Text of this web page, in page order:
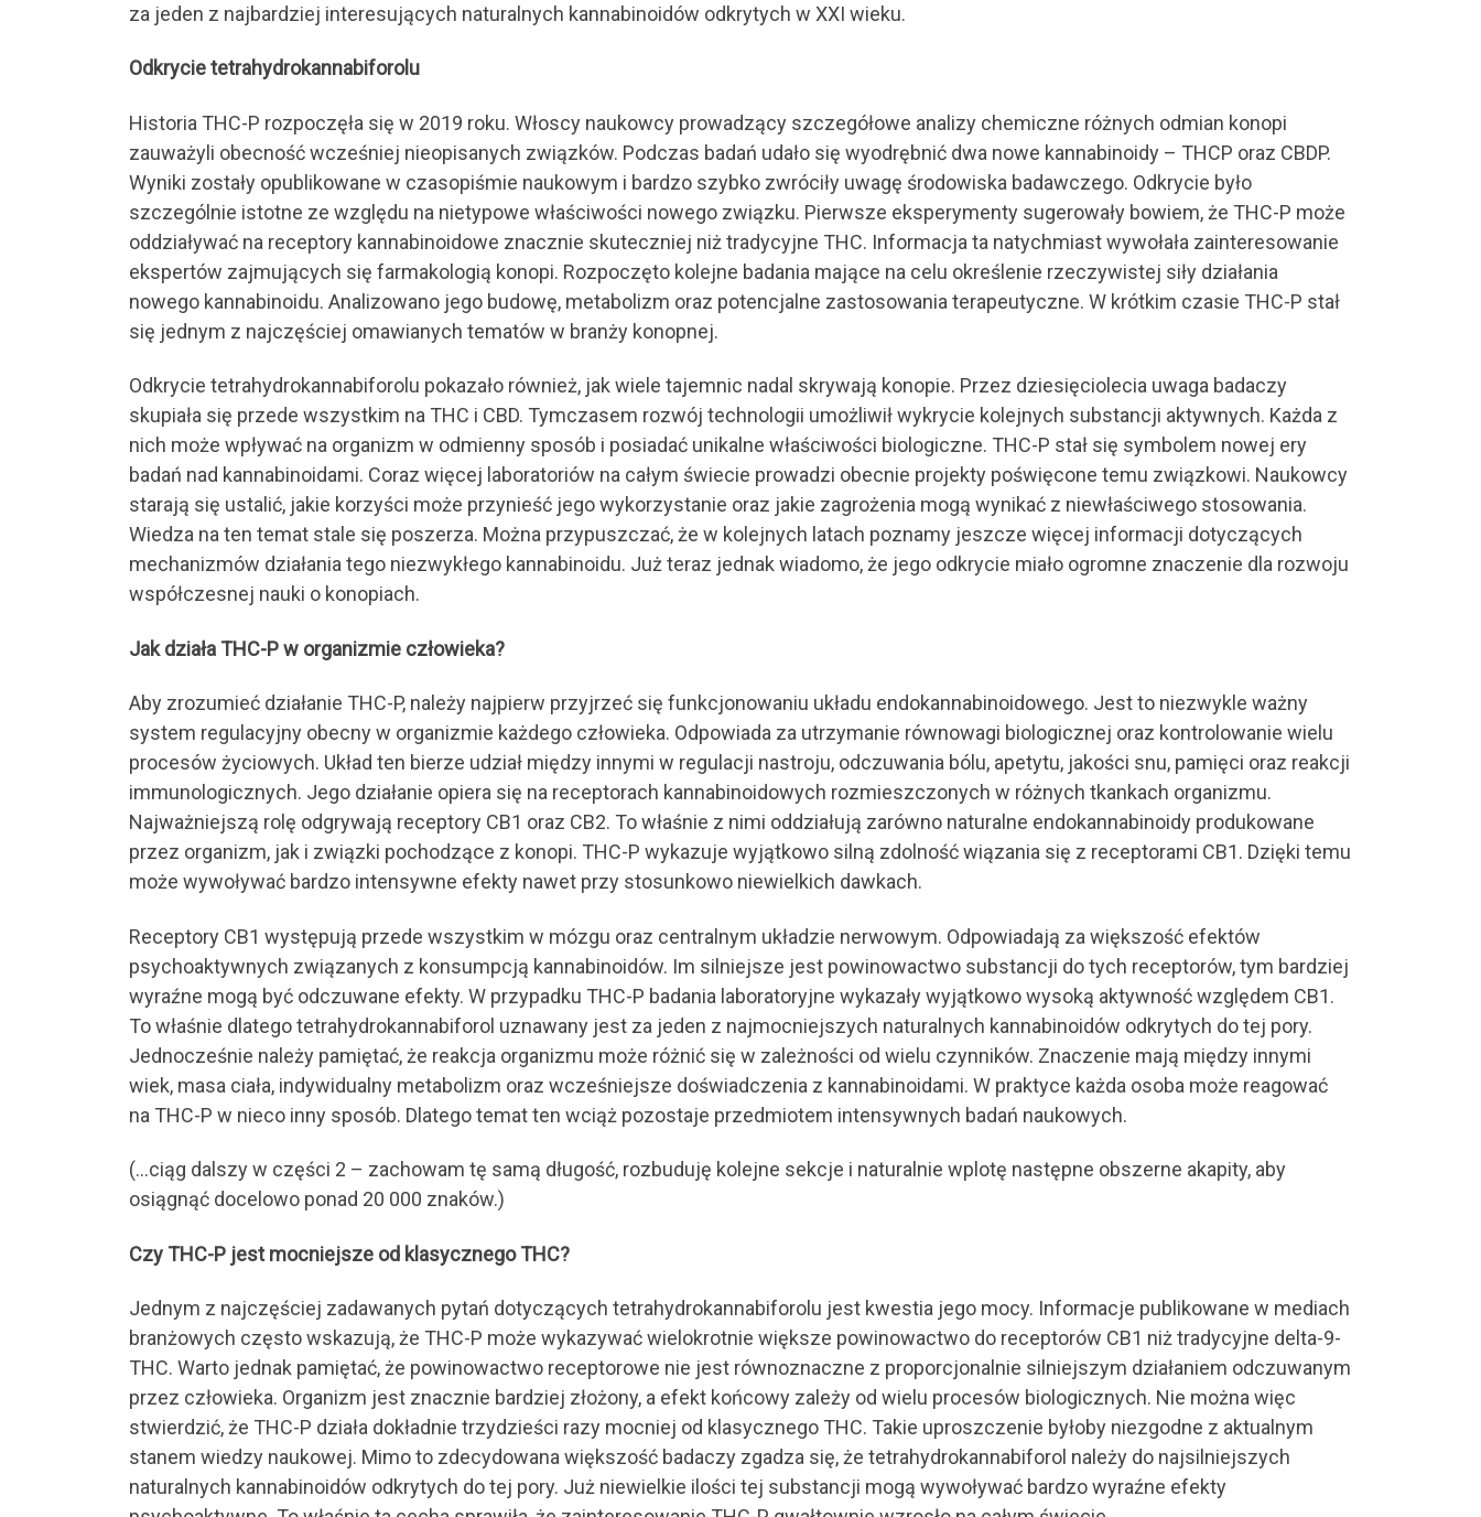
za jeden z najbardziej interesujących naturalnych kannabinoidów odkrytych w XXI wieku.
Odkrycie tetrahydrokannabiforolu
Historia THC-P rozpoczęła się w 2019 roku. Włoscy naukowcy prowadzący szczegółowe analizy chemiczne różnych odmian konopi
zauważyli obecność wcześniej nieopisanych związków. Podczas badań udało się wyodrębnić dwa nowe kannabinoidy – THCP oraz CBDP.
Wyniki zostały opublikowane w czasopiśmie naukowym i bardzo szybko zwróciły uwagę środowiska badawczego. Odkrycie było
szczególnie istotne ze względu na nietypowe właściwości nowego związku. Pierwsze eksperymenty sugerowały bowiem, że THC-P może
oddziaływać na receptory kannabinoidowe znacznie skuteczniej niż tradycyjne THC. Informacja ta natychmiast wywołała zainteresowanie
ekspertów zajmujących się farmakologią konopi. Rozpoczęto kolejne badania mające na celu określenie rzeczywistej siły działania
nowego kannabinoidu. Analizowano jego budowę, metabolizm oraz potencjalne zastosowania terapeutyczne. W krótkim czasie THC-P stał
się jednym z najczęściej omawianych tematów w branży konopnej.
Odkrycie tetrahydrokannabiforolu pokazało również, jak wiele tajemnic nadal skrywają konopie. Przez dziesięciolecia uwaga badaczy
skupiała się przede wszystkim na THC i CBD. Tymczasem rozwój technologii umożliwił wykrycie kolejnych substancji aktywnych. Każda z
nich może wpływać na organizm w odmienny sposób i posiadać unikalne właściwości biologiczne. THC-P stał się symbolem nowej ery
badań nad kannabinoidami. Coraz więcej laboratoriów na całym świecie prowadzi obecnie projekty poświęcone temu związkowi. Naukowcy
starają się ustalić, jakie korzyści może przynieść jego wykorzystanie oraz jakie zagrożenia mogą wynikać z niewłaściwego stosowania.
Wiedza na ten temat stale się poszerza. Można przypuszczać, że w kolejnych latach poznamy jeszcze więcej informacji dotyczących
mechanizmów działania tego niezwykłego kannabinoidu. Już teraz jednak wiadomo, że jego odkrycie miało ogromne znaczenie dla rozwoju
współczesnej nauki o konopiach.
Jak działa THC-P w organizmie człowieka?
Aby zrozumieć działanie THC-P, należy najpierw przyjrzeć się funkcjonowaniu układu endokannabinoidowego. Jest to niezwykle ważny
system regulacyjny obecny w organizmie każdego człowieka. Odpowiada za utrzymanie równowagi biologicznej oraz kontrolowanie wielu
procesów życiowych. Układ ten bierze udział między innymi w regulacji nastroju, odczuwania bólu, apetytu, jakości snu, pamięci oraz reakcji
immunologicznych. Jego działanie opiera się na receptorach kannabinoidowych rozmieszczonych w różnych tkankach organizmu.
Najważniejszą rolę odgrywają receptory CB1 oraz CB2. To właśnie z nimi oddziałują zarówno naturalne endokannabinoidy produkowane
przez organizm, jak i związki pochodzące z konopi. THC-P wykazuje wyjątkowo silną zdolność wiązania się z receptorami CB1. Dzięki temu
może wywoływać bardzo intensywne efekty nawet przy stosunkowo niewielkich dawkach.
Receptory CB1 występują przede wszystkim w mózgu oraz centralnym układzie nerwowym. Odpowiadają za większość efektów
psychoaktywnych związanych z konsumpcją kannabinoidów. Im silniejsze jest powinowactwo substancji do tych receptorów, tym bardziej
wyraźne mogą być odczuwane efekty. W przypadku THC-P badania laboratoryjne wykazały wyjątkowo wysoką aktywność względem CB1.
To właśnie dlatego tetrahydrokannabiforol uznawany jest za jeden z najmocniejszych naturalnych kannabinoidów odkrytych do tej pory.
Jednocześnie należy pamiętać, że reakcja organizmu może różnić się w zależności od wielu czynników. Znaczenie mają między innymi
wiek, masa ciała, indywidualny metabolizm oraz wcześniejsze doświadczenia z kannabinoidami. W praktyce każda osoba może reagować
na THC-P w nieco inny sposób. Dlatego temat ten wciąż pozostaje przedmiotem intensywnych badań naukowych.
(…ciąg dalszy w części 2 – zachowam tę samą długość, rozbuduję kolejne sekcje i naturalnie wplotę następne obszerne akapity, aby
osiągnąć docelowo ponad 20 000 znaków.)
Czy THC-P jest mocniejsze od klasycznego THC?
Jednym z najczęściej zadawanych pytań dotyczących tetrahydrokannabiforolu jest kwestia jego mocy. Informacje publikowane w mediach
branżowych często wskazują, że THC-P może wykazywać wielokrotnie większe powinowactwo do receptorów CB1 niż tradycyjne delta-9-
THC. Warto jednak pamiętać, że powinowactwo receptorowe nie jest równoznaczne z proporcjonalnie silniejszym działaniem odczuwanym
przez człowieka. Organizm jest znacznie bardziej złożony, a efekt końcowy zależy od wielu procesów biologicznych. Nie można więc
stwierdzić, że THC-P działa dokładnie trzydzieści razy mocniej od klasycznego THC. Takie uproszczenie byłoby niezgodne z aktualnym
stanem wiedzy naukowej. Mimo to zdecydowana większość badaczy zgadza się, że tetrahydrokannabiforol należy do najsilniejszych
naturalnych kannabinoidów odkrytych do tej pory. Już niewielkie ilości tej substancji mogą wywoływać bardzo wyraźne efekty